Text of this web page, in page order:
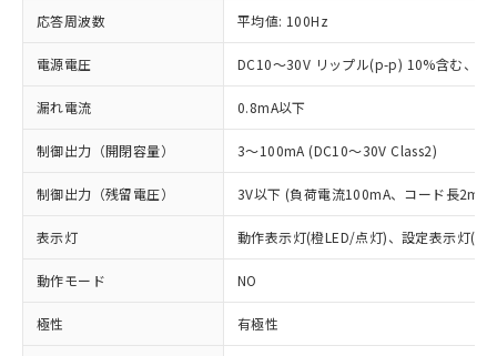
応答周波数 平均値: 100Hz
電源電圧 DC10～30V リップル(p-p) 10%含む、
漏れ電流 0.8mA以下
制御出力（開閉容量） 3～100mA (DC10～30V Class2)
制御出力（残留電圧） 3V以下 (負荷電流100mA、コード長2m時
表示灯 動作表示灯(橙LED/点灯)、設定表示灯(緑
動作モード NO
極性 有極性